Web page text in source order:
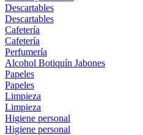
Descartables
Descartables
Cafetería
Cafetería
Perfumería
Alcohol Botiquín Jabones
Papeles
Papeles
Limpieza
Limpieza
Higiene personal
Higiene personal